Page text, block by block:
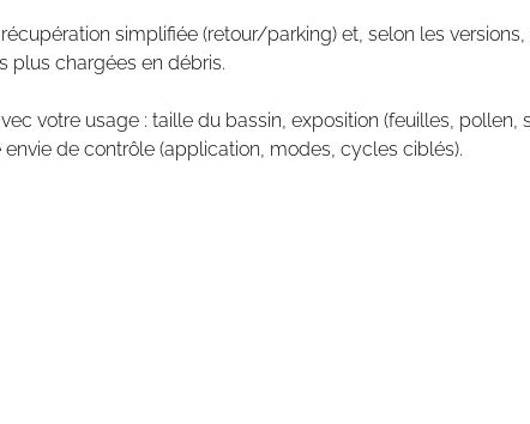
récupération simplifiée (retour/parking) et, selon les versions,
plus chargées en débris.
votre usage : taille du bassin, exposition (feuilles, pollen,
de contrôle (application, modes, cycles ciblés).